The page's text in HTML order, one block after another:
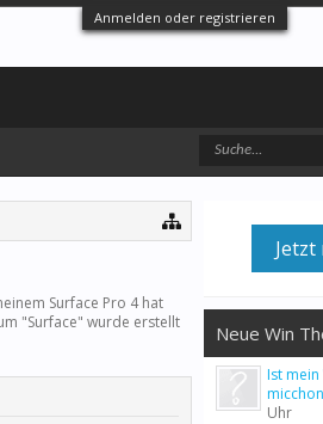
Anmelden oder registrieren
Surface Pro 4 hat
"Surface" wurde erstellt
Neue Win
Ist
micchon
Uhr